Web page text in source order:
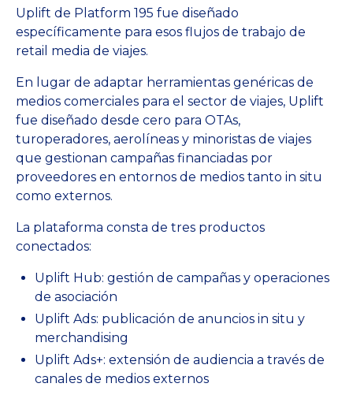
Uplift de Platform 195 fue diseñado
específicamente para esos flujos de trabajo de
retail media de viajes.
En lugar de adaptar herramientas genéricas de
medios comerciales para el sector de viajes, Uplift
fue diseñado desde cero para OTAs,
turoperadores, aerolíneas y minoristas de viajes
que gestionan campañas financiadas por
proveedores en entornos de medios tanto in situ
como externos.
La plataforma consta de tres productos
conectados:
Uplift Hub: gestión de campañas y operaciones
de asociación
Uplift Ads: publicación de anuncios in situ y
merchandising
Uplift Ads+: extensión de audiencia a través de
canales de medios externos